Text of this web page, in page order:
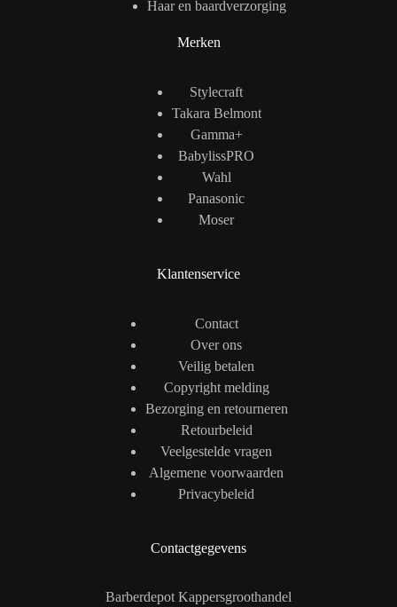
Haar en baardverzorging
Merken
Stylecraft
Takara Belmont
Gamma+
BabylissPRO
Wahl
Panasonic
Moser
Klantenservice
Contact
Over ons
Veilig betalen
Copyright melding
Bezorging en retourneren
Retourbeleid
Veelgestelde vragen
Algemene voorwaarden
Privacybeleid
Contactgegevens
Barberdepot Kappersgroothandel